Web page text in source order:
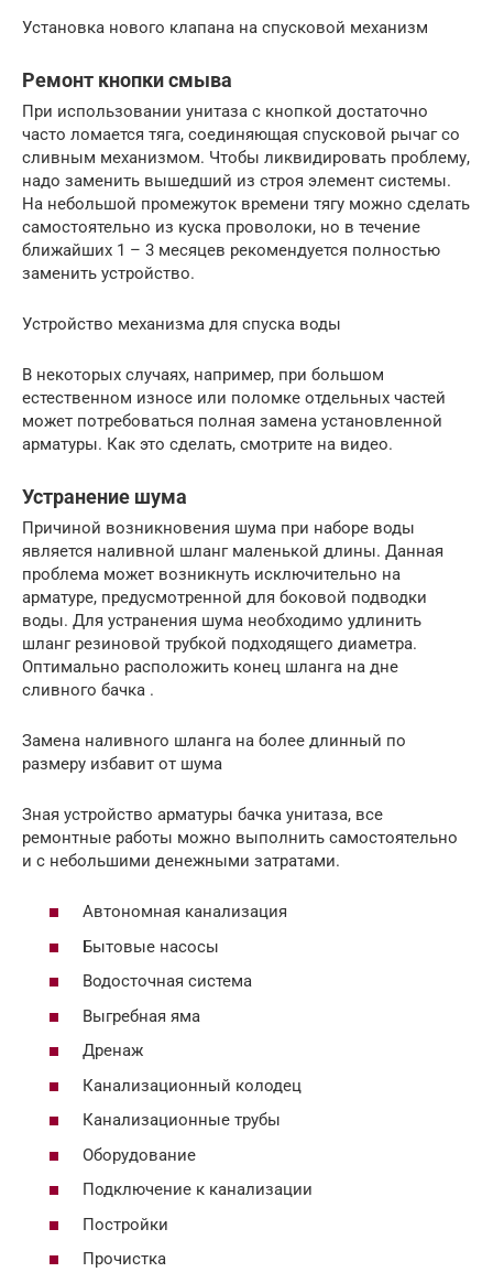
Установка нового клапана на спусковой механизм
Ремонт кнопки смыва
При использовании унитаза с кнопкой достаточно
часто ломается тяга, соединяющая спусковой рычаг со
сливным механизмом. Чтобы ликвидировать проблему,
надо заменить вышедший из строя элемент системы.
На небольшой промежуток времени тягу можно сделать
самостоятельно из куска проволоки, но в течение
ближайших 1 – 3 месяцев рекомендуется полностью
заменить устройство.
Устройство механизма для спуска воды
В некоторых случаях, например, при большом
естественном износе или поломке отдельных частей
может потребоваться полная замена установленной
арматуры. Как это сделать, смотрите на видео.
Устранение шума
Причиной возникновения шума при наборе воды
является наливной шланг маленькой длины. Данная
проблема может возникнуть исключительно на
арматуре, предусмотренной для боковой подводки
воды. Для устранения шума необходимо удлинить
шланг резиновой трубкой подходящего диаметра.
Оптимально расположить конец шланга на дне
сливного бачка .
Замена наливного шланга на более длинный по
размеру избавит от шума
Зная устройство арматуры бачка унитаза, все
ремонтные работы можно выполнить самостоятельно
и с небольшими денежными затратами.
Автономная канализация
Бытовые насосы
Водосточная система
Выгребная яма
Дренаж
Канализационный колодец
Канализационные трубы
Оборудование
Подключение к канализации
Постройки
Прочистка